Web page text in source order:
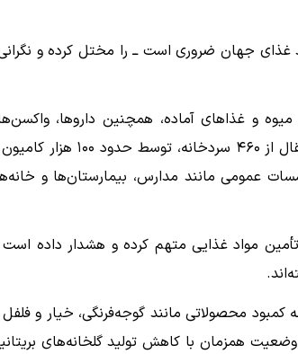
غذای جهان ضروری است ــ را مختل کرده و
میوه و غذاهای آماده، همچنین داروها،
فرآورده‌های خونی و پلاسما به زنجیره سرد وابسته‌اند. این محصولات پیش از انتقال از ۴۶۰ سردخانه،
عمومی مانند مدارس، بیمارستان‌ها و
مواد غذایی متهم کرده و هشدار داده
محصولاتی مانند گوجه‌فرنگی، خیار و
در اروپا و شمال آفریقا در فوریه ۲۰۲۳ رخ داد. این وضعیت همزمان با کاهش تولید گلخانه‌های